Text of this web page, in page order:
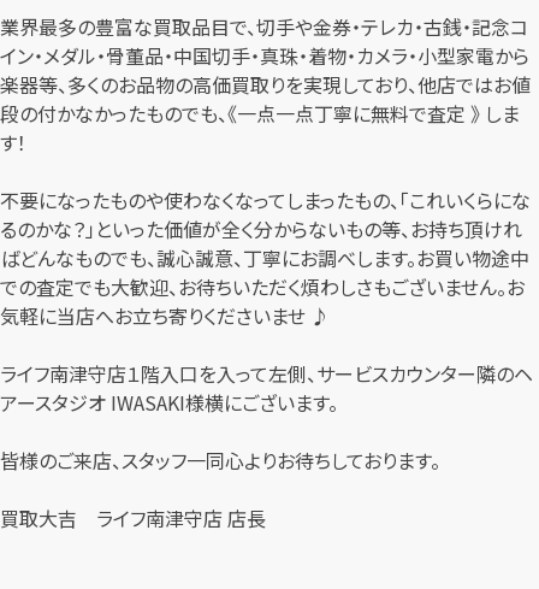
業界最多の豊富な買取品目で、切手や金券・テレカ・古銭・記念コ
イン・メダル・骨董品・中国切手・真珠・着物・カメラ・小型家電から
楽器等、多くのお品物の高価買取りを実現しており、他店ではお値
段の付かなかったものでも、《一点一点丁寧に無料で査定 》 しま
す！
不要になったものや使わなくなってしまったもの、「これいくらにな
るのかな？」といった価値が全く分からないもの等、お持ち頂けれ
ばどんなものでも、誠心誠意、丁寧にお調べします。お買い物途中
での査定でも大歓迎、お待ちいただく煩わしさもございません。お
気軽に当店へお立ち寄りくださいませ ♪
ライフ南津守店１階入口を入って左側、サービスカウンター隣のヘ
アースタジオ IWASAKI様横にございます。
皆様のご来店、スタッフ一同心よりお待ちしております。
買取大吉 ライフ南津守店 店長